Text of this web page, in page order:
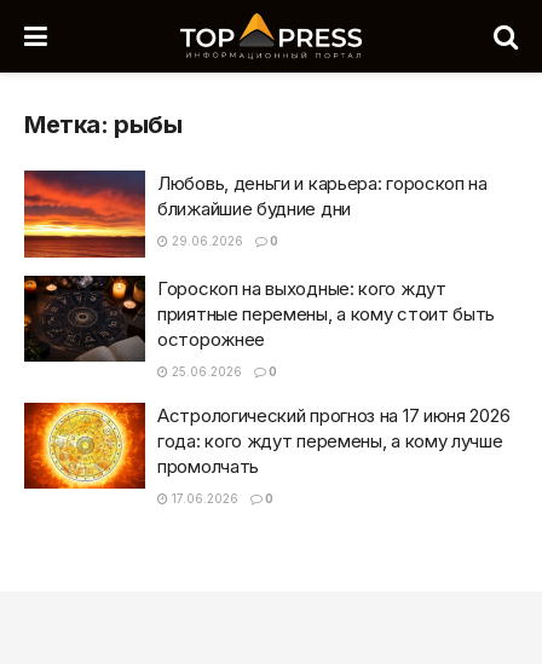
Метка: рыбы
Любовь, деньги и карьера: гороскоп на
ближайшие будние дни
29.06.2026 0
Гороскоп на выходные: кого ждут
приятные перемены, а кому стоит быть
осторожнее
25.06.2026 0
Астрологический прогноз на 17 июня 2026
года: кого ждут перемены, а кому лучше
промолчать
17.06.2026 0